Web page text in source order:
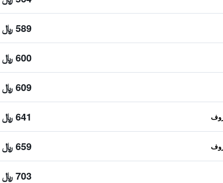
589 ﷼
600 ﷼
609 ﷼
641 ﷼
659 ﷼
703 ﷼